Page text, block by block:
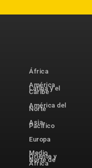
África
América
Latina y el
Caribe
América del
Norte
Asia-
Pacífico
Europa
Medio
Oriente y
Norte de
África